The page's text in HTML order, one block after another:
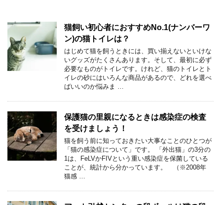
猫飼い初心者におすすめNo.1(ナンバーワ
ン)の猫トイレは？
はじめて猫を飼うときには、買い揃えないといけな
いグッズがたくさんあります。そして、最初に必ず
必要なものがトイレです。けれど、猫のトイレとト
イレの砂にはいろんな商品があるので、どれを選べ
ばいいのか悩みま …
保護猫の里親になるときは感染症の検査
を受けましょう！
猫を飼う前に知っておきたい大事なことのひとつが
「猫の感染症について」です。 「外出猫」の3分の
1は、FeLVかFIVという重い感染症を保菌している
ことが、統計から分かっています。 （※2008年
猫感 …